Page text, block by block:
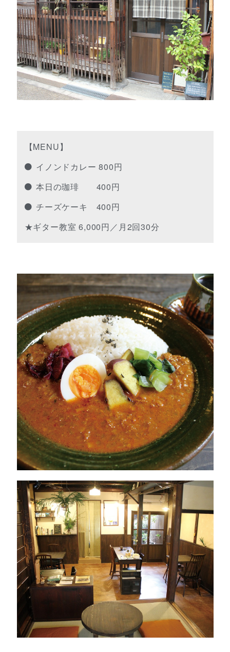
【MENU】
イノンドカレー 800円
本日の珈琲 400円
チーズケーキ 400円
★ギター教室 6,000円／月2回30分